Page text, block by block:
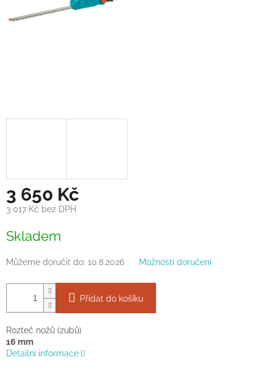
3 650 Kč
3 017 Kč bez DPH
cena:
Skladem
Můžeme doručit do: 10.8.2026 Možnosti doručení
Přidat do košíku
Rozteč nožů (zubů)
16 mm
Detailní informace